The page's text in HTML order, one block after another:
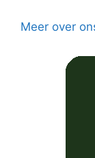
Meer over